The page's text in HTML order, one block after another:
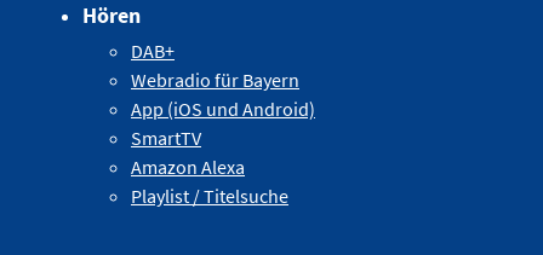
Hören
DAB+
Webradio für Bayern
App (iOS und Android)
SmartTV
Amazon Alexa
Playlist / Titelsuche